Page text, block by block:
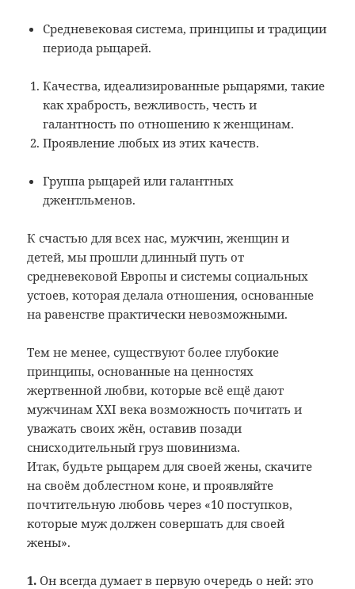
Средневековая система, принципы и традиции
периода рыцарей.
Качества, идеализированные рыцарями, такие
как храбрость, вежливость, честь и
галантность по отношению к женщинам.
Проявление любых из этих качеств.
Группа рыцарей или галантных
джентльменов.
К счастью для всех нас, мужчин, женщин и
детей, мы прошли длинный путь от
средневековой Европы и системы социальных
устоев, которая делала отношения, основанные
на равенстве практически невозможными.
Тем не менее, существуют более глубокие
принципы, основанные на ценностях
жертвенной любви, которые всё ещё дают
мужчинам XXI века возможность почитать и
уважать своих жён, оставив позади
снисходительный груз шовинизма.
Итак, будьте рыцарем для своей жены, скачите
на своём доблестном коне, и проявляйте
почтительную любовь через «10 поступков,
которые муж должен совершать для своей
жены».
1.Он всегда думает в первую очередь о ней: это